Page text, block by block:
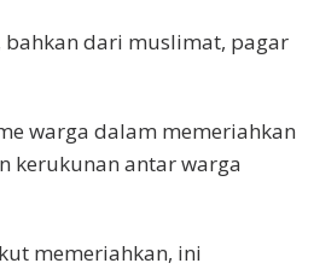
bahkan dari muslimat, pagar
warga dalam memeriahkan
kerukunan antar warga
memeriahkan, ini